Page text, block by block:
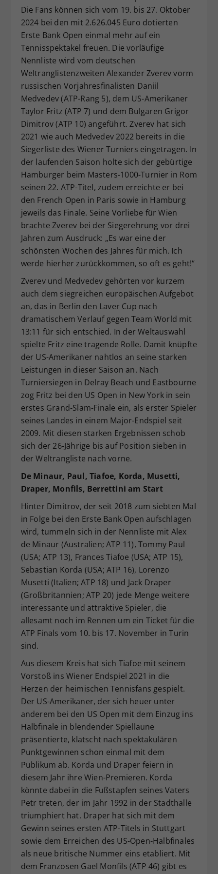
Die Fans können sich vom 19. bis 27. Oktober
2024 bei den mit 2.626.045 Euro dotierten
Erste Bank Open einmal mehr auf ein
Tennisspektakel freuen. Die vorläufige
Nennliste wird vom deutschen
Weltranglistenzweiten Alexander Zverev vorm
russischen Vorjahresfinalisten Daniil
Medvedev (ATP-Rang 5), dem US-Amerikaner
Taylor Fritz (ATP 7) und dem Bulgaren Grigor
Dimitrov (ATP 10) angeführt. Zverev hat sich
2021 wie auch Medvedev 2022 bereits in die
Siegerliste des Wiener Turniers eingetragen. In
der laufenden Saison holte sich der gebürtige
Hamburger beim Masters-1000-Turnier in Rom
seinen 22. ATP-Titel, zudem erreichte er bei
den French Open in Paris sowie in Hamburg
jeweils das Finale. Seine Vorliebe für Wien
brachte Zverev bei der Siegerehrung vor drei
Jahren zum Ausdruck: „Es war eine der
schönsten Wochen des Jahres für mich. Ich
werde hierher zurückkommen, so oft es geht!“
Zverev und Medvedev gehörten vor kurzem
auch dem siegreichen europäischen Aufgebot
an, das in Berlin den Laver Cup nach
dramatischem Verlauf gegen Team World mit
13:11 für sich entschied. In der Weltauswahl
spielte Fritz eine tragende Rolle. Damit knüpfte
der US-Amerikaner nahtlos an seine starken
Leistungen in dieser Saison an. Nach
Turniersiegen in Delray Beach und Eastbourne
zog Fritz bei den US Open in New York in sein
erstes Grand-Slam-Finale ein, als erster Spieler
seines Landes in einem Major-Endspiel seit
2009. Mit diesen starken Ergebnissen schob
sich der 26-Jährige bis auf Position sieben in
der Weltrangliste nach vorne.
De Minaur, Paul, Tiafoe, Korda, Musetti,
Draper, Monfils, Berrettini am Start
Hinter Dimitrov, der seit 2018 zum siebten Mal
in Folge bei den Erste Bank Open aufschlagen
wird, tummeln sich in der Nennliste mit Alex
de Minaur (Australien; ATP 11), Tommy Paul
(USA; ATP 13), Frances Tiafoe (USA; ATP 15),
Sebastian Korda (USA; ATP 16), Lorenzo
Musetti (Italien; ATP 18) und Jack Draper
(Großbritannien; ATP 20) jede Menge weitere
interessante und attraktive Spieler, die
allesamt noch im Rennen um ein Ticket für die
ATP Finals vom 10. bis 17. November in Turin
sind.
Aus diesem Kreis hat sich Tiafoe mit seinem
Vorstoß ins Wiener Endspiel 2021 in die
Herzen der heimischen Tennisfans gespielt.
Der US-Amerikaner, der sich heuer unter
anderem bei den US Open mit dem Einzug ins
Halbfinale in blendender Spiellaune
präsentierte, klatscht nach spektakulären
Punktgewinnen schon einmal mit dem
Publikum ab. Korda und Draper feiern in
diesem Jahr ihre Wien-Premieren. Korda
könnte dabei in die Fußstapfen seines Vaters
Petr treten, der im Jahr 1992 in der Stadthalle
triumphiert hat. Draper hat sich mit dem
Gewinn seines ersten ATP-Titels in Stuttgart
sowie dem Erreichen des US-Open-Halbfinales
als neue britische Nummer eins etabliert. Mit
dem Franzosen Gael Monfils (ATP 46) gibt es
Zweck
Dieser Wert speichert Ihre Consent-
Einstellungen. Unter anderem eine
zufällig generierte ID, für die
historische Speicherung Ihrer
vorgenommen Einstellungen, falls der
Webseiten-Betreiber dies eingestellt
hat.